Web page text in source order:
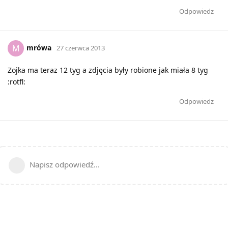
Odpowiedz
M mrówa 27 czerwca 2013
Zojka ma teraz 12 tyg a zdjęcia były robione jak miała 8 tyg
:rotfl:
Odpowiedz
Napisz odpowiedź...